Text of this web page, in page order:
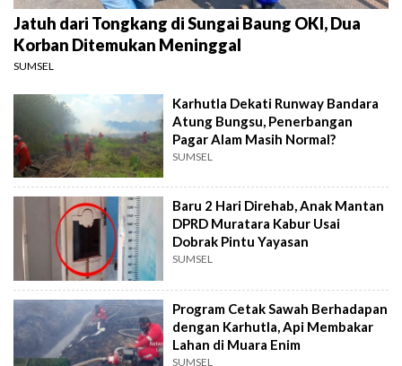
Jatuh dari Tongkang di Sungai Baung OKI, Dua
Korban Ditemukan Meninggal
SUMSEL
Karhutla Dekati Runway Bandara
Atung Bungsu, Penerbangan
Pagar Alam Masih Normal?
SUMSEL
Baru 2 Hari Direhab, Anak Mantan
DPRD Muratara Kabur Usai
Dobrak Pintu Yayasan
SUMSEL
Program Cetak Sawah Berhadapan
dengan Karhutla, Api Membakar
Lahan di Muara Enim
SUMSEL